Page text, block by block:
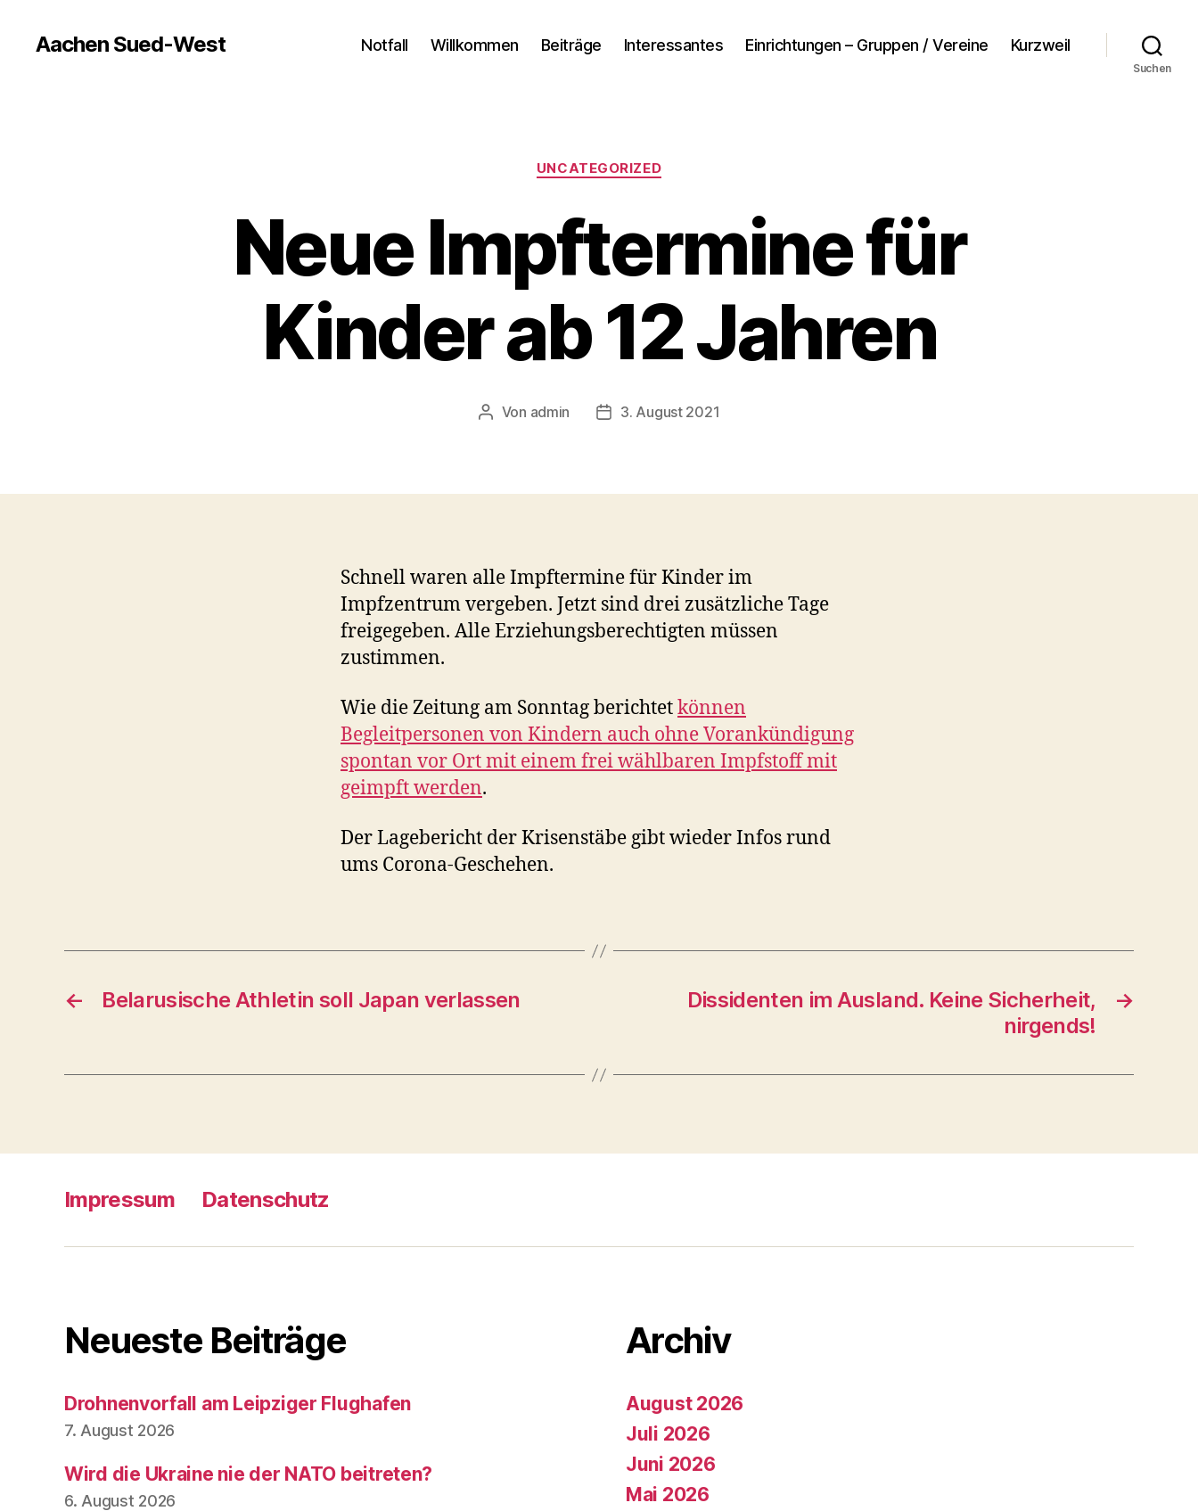
Aachen Sued-West Notfall Willkommen Beiträge Interessantes Einrichtungen – Gruppen / Vereine Kurzweil
Suchen
Kategorien
UNCATEGORIZED
Neue Impftermine für
Kinder ab 12 Jahren
Beitragsautor
Von admin Veröffentlichungsdatum
3. August 2021
Schnell waren alle Impftermine für Kinder im
Impfzentrum vergeben. Jetzt sind drei zusätzliche Tage
freigegeben. Alle Erziehungsberechtigten müssen
zustimmen.
Wie die Zeitung am Sonntag berichtetkönnen
Begleitpersonen von Kindern auch ohne Vorankündigung
spontan vor Ort mit einem frei wählbaren Impfstoff mit
geimpft werden.
Der Lagebericht der Krisenstäbe gibt wieder Infos rund
ums Corona-Geschehen.
← Belarusische Athletin soll Japan verlassen →
Dissidenten im Ausland. Keine Sicherheit,
nirgends!
Impressum Datenschutz
Neueste Beiträge
Drohnenvorfall am Leipziger Flughafen
7. August 2026
Wird die Ukraine nie der NATO beitreten?
6. August 2026
Archiv
August 2026
Juli 2026
Juni 2026
Mai 2026